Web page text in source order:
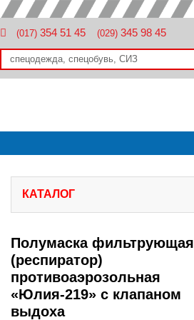
(017) 354 51 45 (029) 345 98 45
КАТАЛОГ
Полумаска фильтрующая
(респиратор)
противоаэрозольная
«Юлия-219» с клапаном
выдоха